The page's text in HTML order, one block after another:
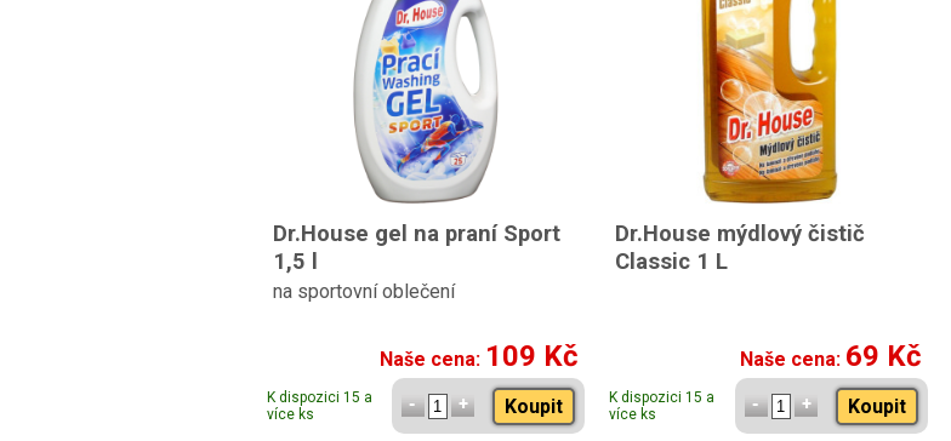
Dr.House gel na praní Sport
1,5 l
na sportovní oblečení
Naše cena: 109 Kč
K dispozici 15 a
více ks
Koupit
Dr.House mýdlový čistič
Classic 1 L
Naše cena: 69 Kč
K dispozici 15 a
více ks
Koupit